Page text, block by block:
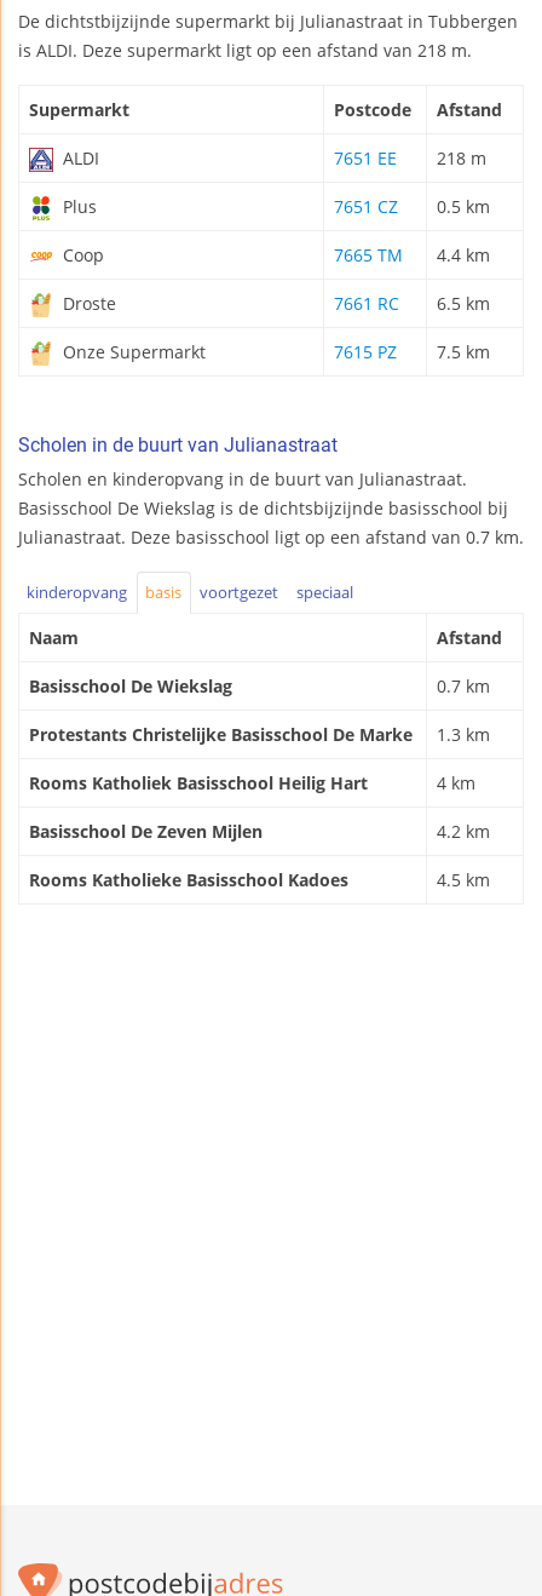
De dichtstbijzijnde supermarkt bij Julianastraat in Tubbergen
is ALDI. Deze supermarkt ligt op een afstand van 218 m.
Supermarkt Postcode Afstand
ALDI 7651 EE 218 m
Plus 7651 CZ 0.5 km
Coop 7665 TM 4.4 km
Droste 7661 RC 6.5 km
Onze Supermarkt 7615 PZ 7.5 km
Scholen in de buurt van Julianastraat
Scholen en kinderopvang in de buurt van Julianastraat.
Basisschool De Wiekslag is de dichtsbijzijnde basisschool bij
Julianastraat. Deze basisschool ligt op een afstand van 0.7 km.
kinderopvang basis voortgezet speciaal
Naam Afstand
Basisschool De Wiekslag 0.7 km
Protestants Christelijke Basisschool De Marke 1.3 km
Rooms Katholiek Basisschool Heilig Hart 4 km
Basisschool De Zeven Mijlen 4.2 km
Rooms Katholieke Basisschool Kadoes 4.5 km